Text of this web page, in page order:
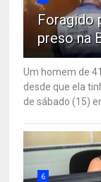
Foragido
preso na
Um homem de
desde que ela
de sábado (15)
6